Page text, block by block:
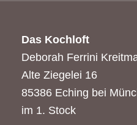
Das Kochloft
Deborah Ferrini
Alte Ziegelei 16
85386 Eching bei
im 1. Stock